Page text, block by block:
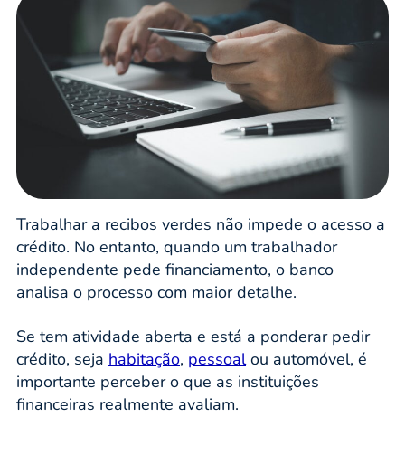
Trabalhar a recibos verdes não impede o acesso a
crédito. No entanto, quando um trabalhador
independente pede financiamento, o banco
analisa o processo com maior detalhe.
Se tem atividade aberta e está a ponderar pedir
crédito, seja habitação, pessoalou automóvel, é
importante perceber o que as instituições
financeiras realmente avaliam.